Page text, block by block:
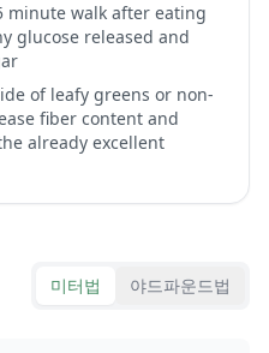
minute walk after eating
glucose released and
of leafy greens or non-
fiber content and
already excellent
미터법 야드파운드법